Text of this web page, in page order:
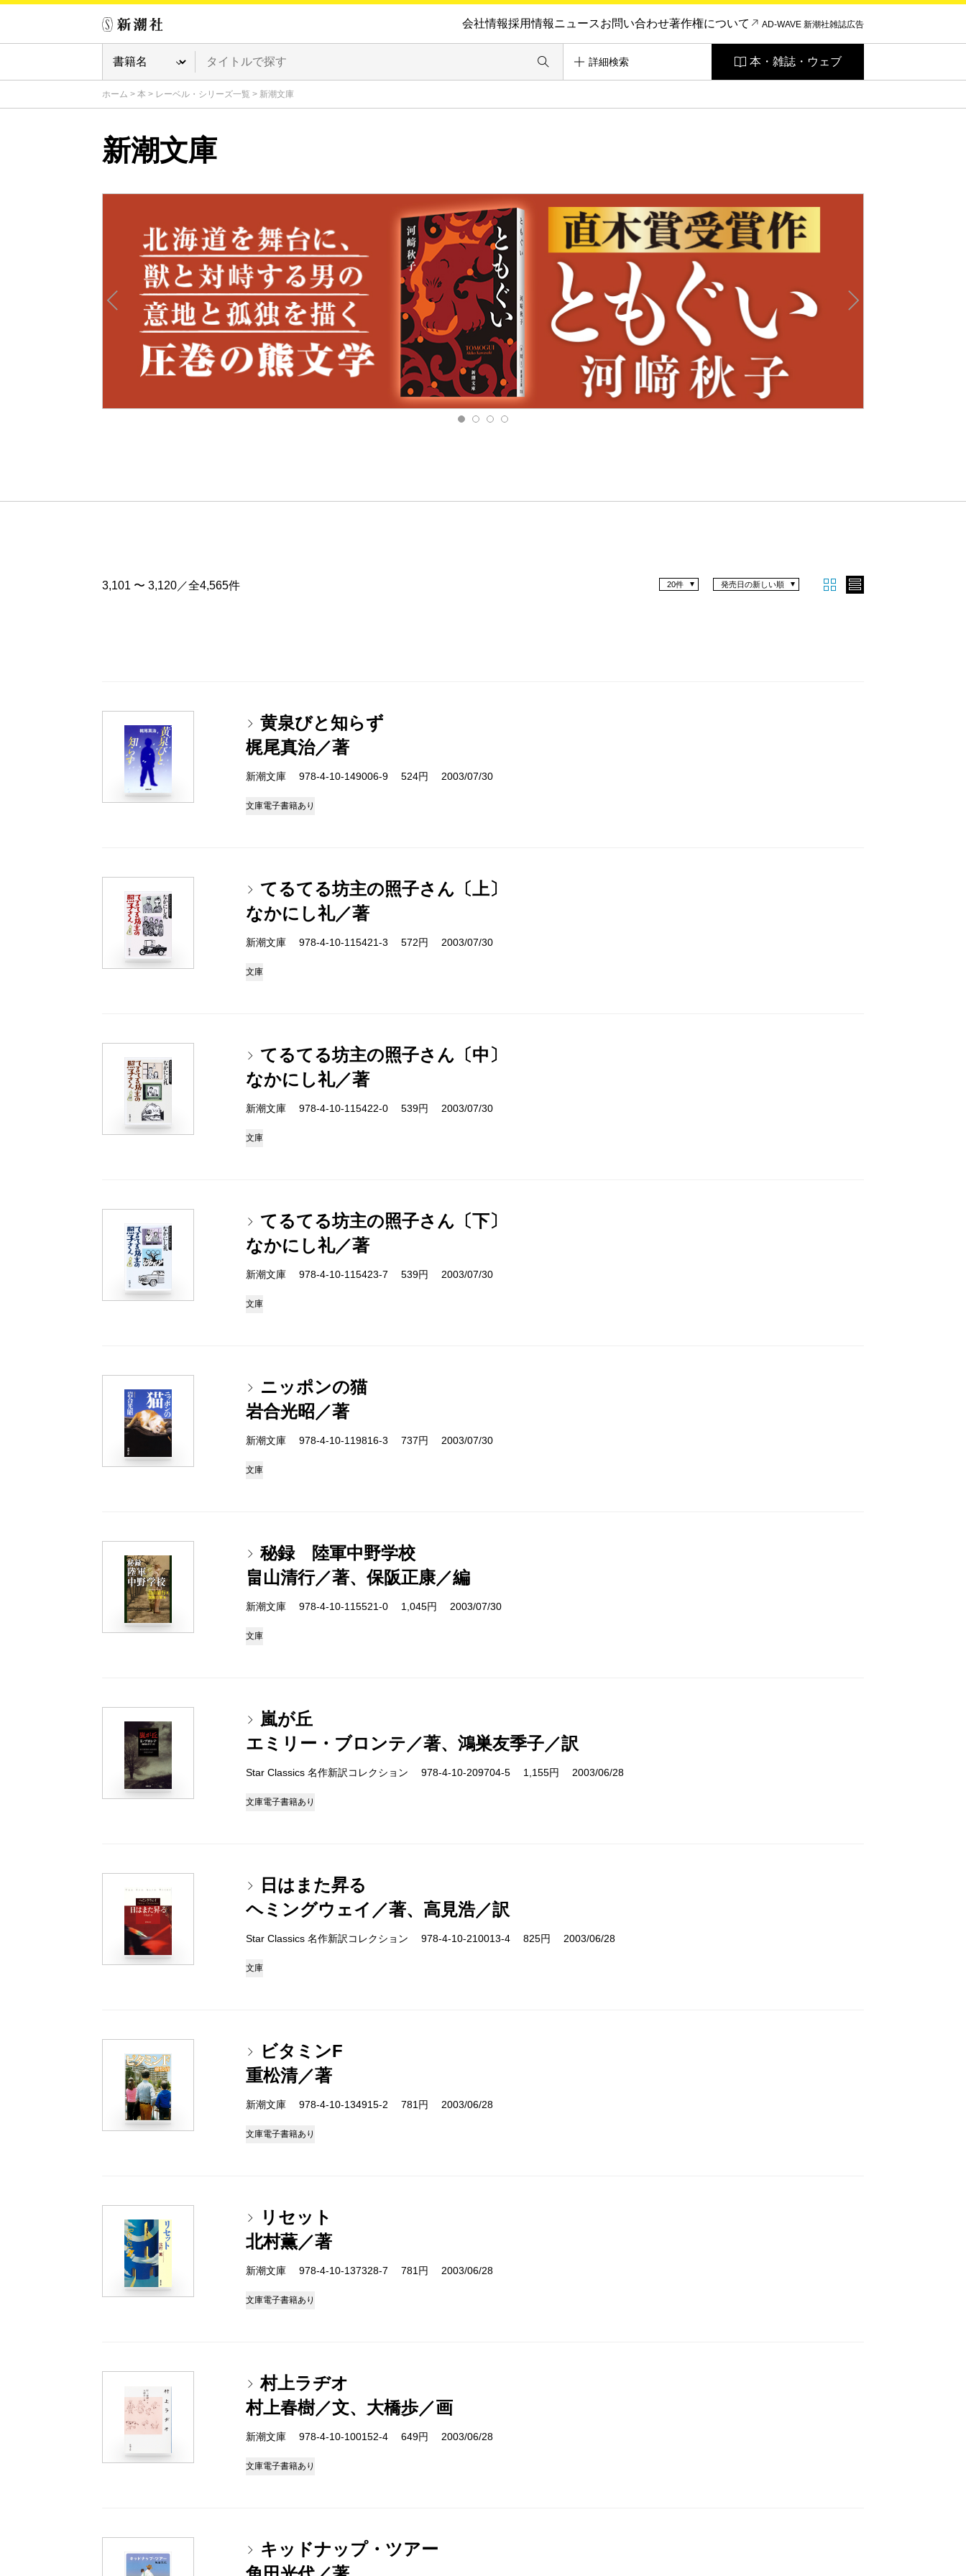
会社情報採用情報ニュースお問い合わせ著作権について AD-WAVE 新潮社雑誌広告
詳細検索 本・雑誌・ウェブ
ホーム > 本 > レーベル・シリーズ一覧 > 新潮文庫
新潮文庫
3,101 〜 3,120／全4,565件 発売日の新しい順
20件
黄泉びと知らず
梶尾真治／著
新潮文庫 978-4-10-149006-9 524円 2003/07/30
文庫電子書籍あり
てるてる坊主の照子さん〔上〕
なかにし礼／著
新潮文庫 978-4-10-115421-3 572円 2003/07/30
文庫
てるてる坊主の照子さん〔中〕
なかにし礼／著
新潮文庫 978-4-10-115422-0 539円 2003/07/30
文庫
てるてる坊主の照子さん〔下〕
なかにし礼／著
新潮文庫 978-4-10-115423-7 539円 2003/07/30
文庫
ニッポンの猫
岩合光昭／著
新潮文庫 978-4-10-119816-3 737円 2003/07/30
文庫
秘録 陸軍中野学校
畠山清行／著、保阪正康／編
新潮文庫 978-4-10-115521-0 1,045円 2003/07/30
文庫
嵐が丘
エミリー・ブロンテ／著、鴻巣友季子／訳
Star Classics 名作新訳コレクション 978-4-10-209704-5 1,155円 2003/06/28
文庫電子書籍あり
日はまた昇る
ヘミングウェイ／著、高見浩／訳
Star Classics 名作新訳コレクション 978-4-10-210013-4 825円 2003/06/28
文庫
ビタミンF
重松清／著
新潮文庫 978-4-10-134915-2 781円 2003/06/28
文庫電子書籍あり
リセット
北村薫／著
新潮文庫 978-4-10-137328-7 781円 2003/06/28
文庫電子書籍あり
村上ラヂオ
村上春樹／文、大橋歩／画
新潮文庫 978-4-10-100152-4 649円 2003/06/28
文庫電子書籍あり
キッドナップ・ツアー